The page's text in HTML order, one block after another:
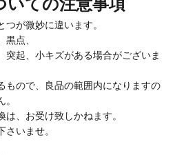
いての注意事項
が微妙に違います。
点、
突起、小キズがある場合がございま
もので、良品の範囲内になりますの
、お受け致しかねます。
いませ。